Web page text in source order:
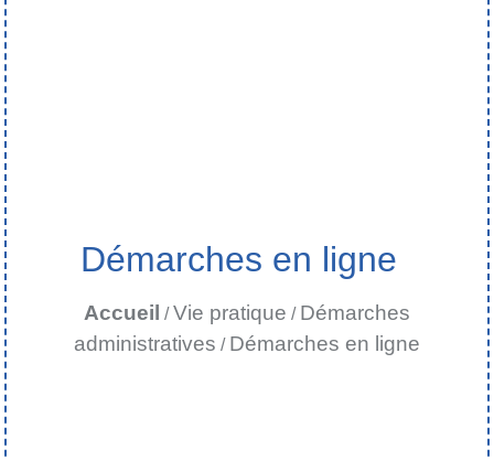
Démarches en ligne
Accueil /Vie pratique / Démarches
administratives / Démarches en ligne